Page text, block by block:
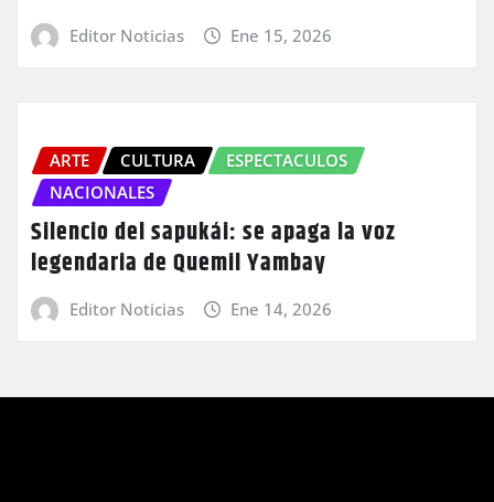
Editor Noticias Ene 15, 2026
ARTE CULTURA
ESPECTACULOS
NACIONALES
Silencio del sapukái: se apaga la voz
legendaria de Quemil Yambay
Editor Noticias Ene 14, 2026